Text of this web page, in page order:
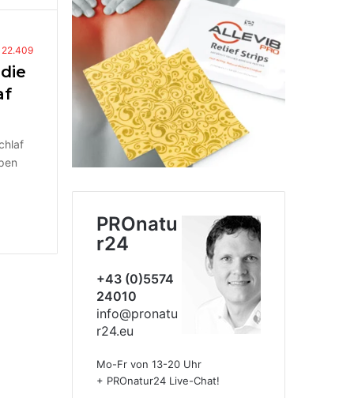
22.409
PROnatu
r24
+43 (0)5574
24010
info@pronatu
r24.eu
Mo-Fr von 13-20 Uhr
+ PROnatur24 Live-Chat!